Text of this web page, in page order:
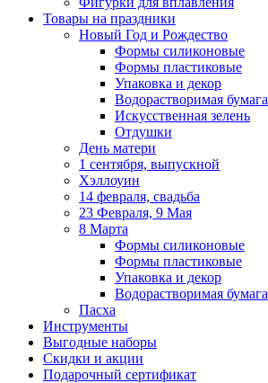
Товары на праздники
Новый Год и Рождество
Формы силиконовые
Формы пластиковые
Упаковка и декор
Водорастворимая бумага
Искусственная зелень
Отдушки
День матери
1 сентября, выпускной
Хэллоуин
14 февраля, свадьба
23 Февраля, 9 Мая
8 Марта
Формы силиконовые
Формы пластиковые
Упаковка и декор
Водорастворимая бумага
Пасха
Инструменты
Выгодные наборы
Скидки и акции
Подарочный сертификат